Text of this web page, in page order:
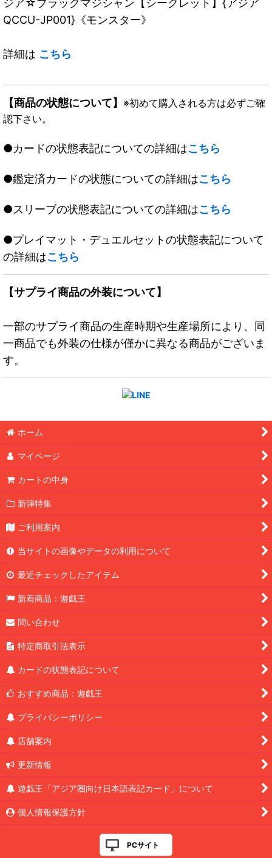
ジア☆ブラックマジシャン【シークレット】{アジア
QCCU-JP001}《モンスター》
詳細は こちら
【商品の状態について】 ※初めて購入される方は必ずご確
認下さい。
●カードの状態表記についての詳細はこちら
●鑑定済カードの状態についての詳細はこちら
●スリーブの状態表記についての詳細はこちら
●プレイマット・デュエルセットの状態表記について
の詳細はこちら
【サプライ商品の外装について】
一部のサプライ商品の生産時期や生産場所により、同
一商品でも外装の仕様が僅かに異なる商品がございま
す。
ホーム
マイページ
カートの中身
新弾特集
ご利用案内
当サイトの画像やデータの利用について
最近チェックしたアイテム
新着商品：遊戯王
問い合わせ
特定商取引法表示
カードの状態表記について
おすすめ商品：遊戯王
プライバシーポリシー
店舗案内
更新情報
遊戯王「アジア圏向け日本語表記カード」について
個人情報保護方針
PCサイト